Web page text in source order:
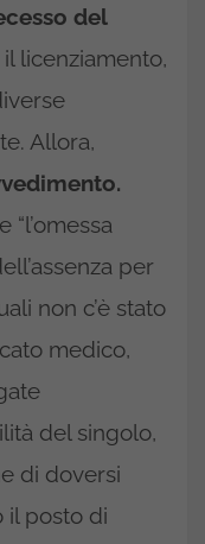
del
licenziamento,
Allora,
per
non c’è stato
medico,
del singolo,
di doversi
il posto di